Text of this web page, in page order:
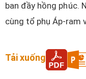
ban đầy hồng phúc.
cùng tổ phụ Áp-ram
Tải xuống